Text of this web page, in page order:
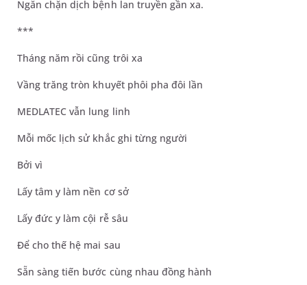
Ngăn chặn dịch bệnh lan truyền gần xa.
***
Tháng năm rồi cũng trôi xa
Vầng trăng tròn khuyết phôi pha đôi lần
MEDLATEC vẫn lung linh
Mỗi mốc lịch sử khắc ghi từng người
Bởi vì
Lấy tâm y làm nền cơ sở
Lấy đức y làm cội rễ sâu
Để cho thế hệ mai sau
Sẵn sàng tiến bước cùng nhau đồng hành